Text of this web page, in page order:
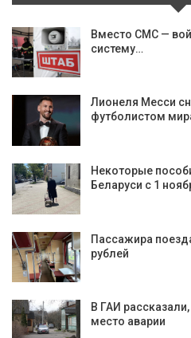
Вместо СМС —
систему…
Лионеля Месси
футболистом
Некоторые
Беларуси с 1
Пассажира
рублей
В ГАИ
место аварии